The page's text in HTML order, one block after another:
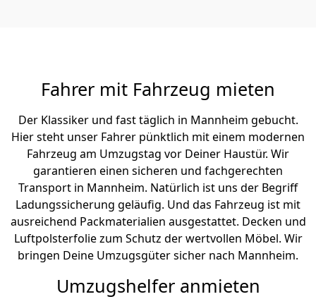
Fahrer mit Fahrzeug mieten
Der Klassiker und fast täglich in Mannheim gebucht.
Hier steht unser Fahrer pünktlich mit einem modernen
Fahrzeug am Umzugstag vor Deiner Haustür. Wir
garantieren einen sicheren und fachgerechten
Transport in Mannheim. Natürlich ist uns der Begriff
Ladungssicherung geläufig. Und das Fahrzeug ist mit
ausreichend Packmaterialien ausgestattet. Decken und
Luftpolsterfolie zum Schutz der wertvollen Möbel. Wir
bringen Deine Umzugsgüter sicher nach Mannheim.
Umzugshelfer anmieten